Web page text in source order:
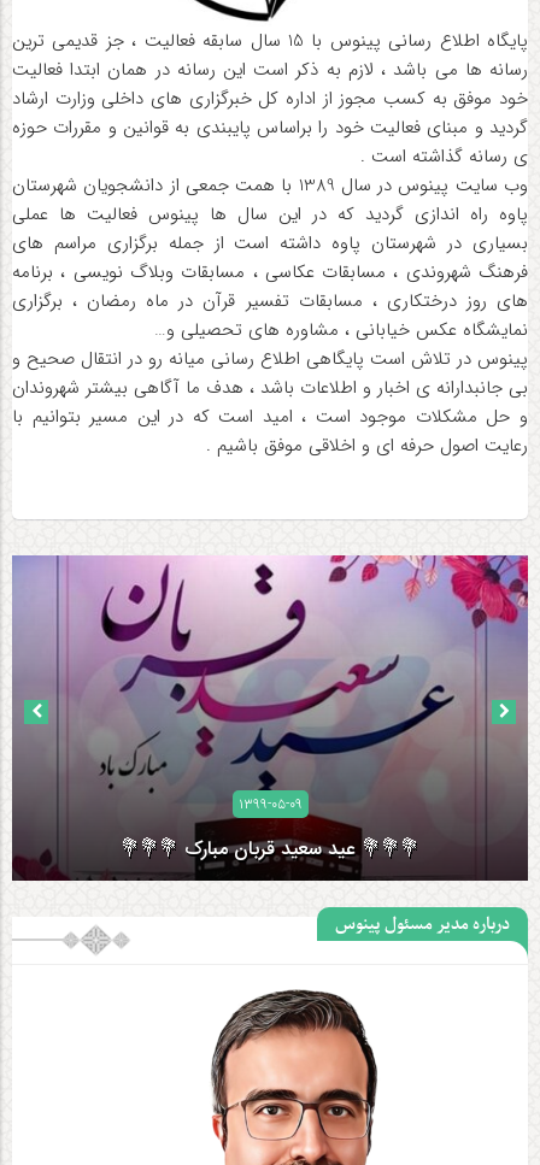
پایگاه اطلاع رسانی پینوس با 15 سال سابقه فعالیت ، جز قدیمی ترین
رسانه ها می باشد ، لازم به ذکر است این رسانه در همان ابتدا فعالیت
خود موفق به کسب مجوز از اداره کل خبرگزاری های داخلی وزارت ارشاد
گردید و مبنای فعالیت خود را براساس پایبندی به قوانین و مقررات حوزه
ی رسانه گذاشته است .
وب سایت پینوس در سال 1389 با همت جمعی از دانشجویان شهرستان
پاوه راه اندازی گردید که در این سال ها پینوس فعالیت ها عملی
بسیاری در شهرستان پاوه داشته است از جمله برگزاری مراسم های
فرهنگ شهروندی ، مسابقات عکاسی ، مسابقات وبلاگ نویسی ، برنامه
های روز درختکاری ، مسابقات تفسیر قرآن در ماه رمضان ، برگزاری
نمایشگاه عکس خیابانی ، مشاوره های تحصیلی و…
پینوس در تلاش است پایگاهی اطلاع رسانی میانه رو در انتقال صحیح و
بی جانبدارانه ی اخبار و اطلاعات باشد ، هدف ما آگاهی بیشتر شهروندان
و حل مشکلات موجود است ، امید است که در این مسیر بتوانیم با
رعایت اصول حرفه ای و اخلاقی موفق باشیم .
۱۳۹۹-۰۵-۰۹
💐💐💐 عید سعید قربان مبارک 💐💐💐
درباره مدیر مسئول پینوس